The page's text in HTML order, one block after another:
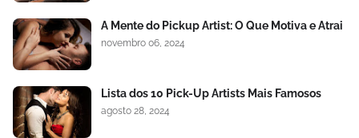
A Mente do Pickup Artist: O Que Motiva e Atrai
novembro 06, 2024
Lista dos 10 Pick-Up Artists Mais Famosos
agosto 28, 2024